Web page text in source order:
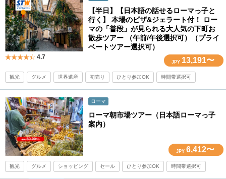
4.7
【半日】【日本語の話せるローマっ子と
行く】 本場のピザ&ジェラート付！ ロー
マの「普段」が見られる大人気の下町お
散歩ツアー （午前/午後選択可）（プライ
ベートツアー選択可）
JPY 13,191〜
観光 グルメ 世界遺産 初売り ひとり参加OK 時間帯選択可
ローマ
ローマ朝市場ツアー（日本語ローマっ子
案内）
JPY 6,412〜
観光 グルメ ショッピング セール ひとり参加OK 時間帯選択可